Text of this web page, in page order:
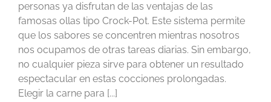
personas ya disfrutan de las ventajas de las
famosas ollas tipo Crock-Pot. Este sistema permite
que los sabores se concentren mientras nosotros
nos ocupamos de otras tareas diarias. Sin embargo,
no cualquier pieza sirve para obtener un resultado
espectacular en estas cocciones prolongadas.
Elegir la carne para [...]